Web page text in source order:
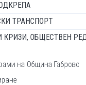
ТРАНСПОРТ
КРИЗИ, ОБЩЕСТВЕН
на Община Габрово